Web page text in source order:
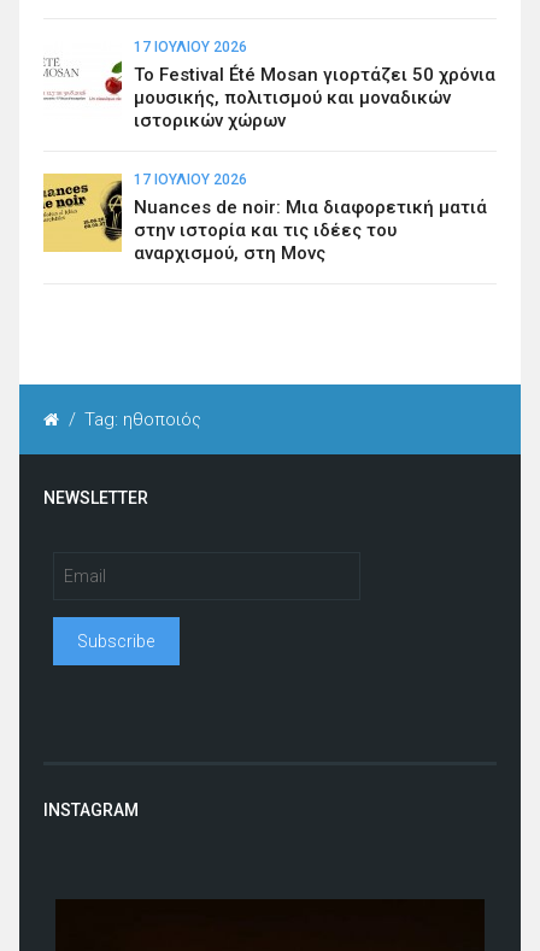
17 ΙΟΥΛΊΟΥ 2026
Το Festival Été Mosan γιορτάζει 50 χρόνια
μουσικής, πολιτισμού και μοναδικών
ιστορικών χώρων
17 ΙΟΥΛΊΟΥ 2026
Nuances de noir: Μια διαφορετική ματιά
στην ιστορία και τις ιδέες του
αναρχισμού, στη Μονς
/ Tag: ηθοποιός
NEWSLETTER
INSTAGRAM